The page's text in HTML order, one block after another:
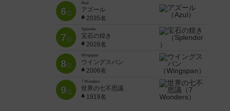
6位
Azul
アズール
2035名
7位
Splendor
宝石の煌き
2028名
8位
Wingspan
ウイングスパン
2006名
9位
7 Wonders
世界の七不思議
1919名